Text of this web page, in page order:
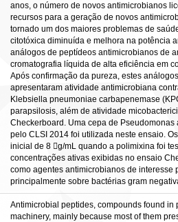
anos, o número de novos antimicrobianos
recursos para a geração de novos
tornado um dos maiores problemas de
citotóxica diminuída e melhora na potência
análogos de peptídeos antimicrobianos de
cromatografia líquida de alta eficiência em
Após confirmação da pureza, estes
apresentaram atividade antimicrobiana
Klebsiella pneumoniae carbapenemase
parapsilosis, além de atividade
Checkerboard. Uma cepa de
pelo CLSI 2014 foi utilizada neste ensaio.
inicial de 8 g/mL quando a polimixina foi
concentrações ativas exibidas no ensaio
como agentes antimicrobianos de interesse
principalmente sobre bactérias gram
Antimicrobial peptides, compounds found in
machinery, mainly because most of them